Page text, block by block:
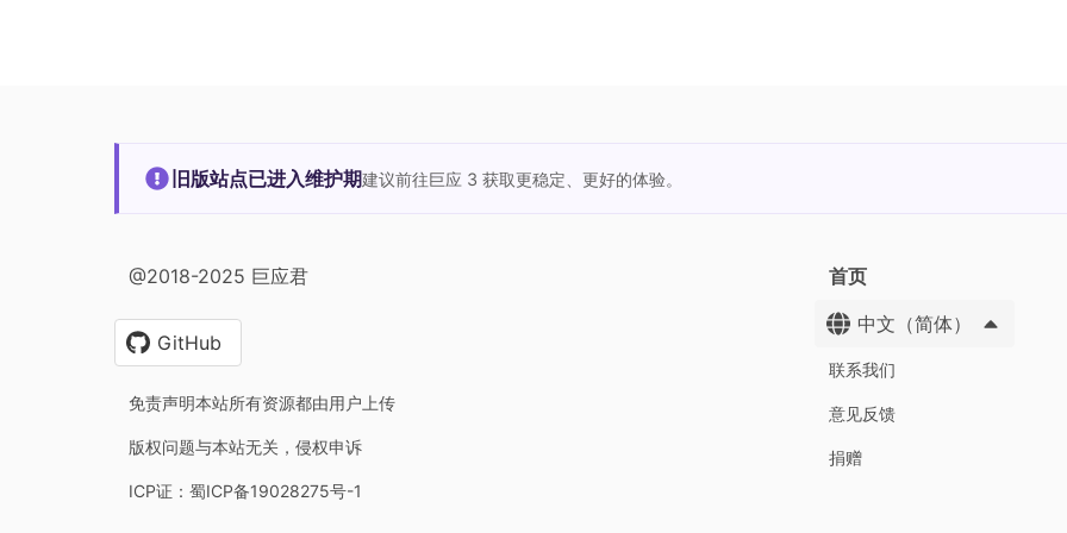
旧版站点已进入维护期建议前往巨应 3 获取更稳定、更好的体验。
@2018-2025 巨应君
GitHub
免责声明本站所有资源都由用户上传
版权问题与本站无关，侵权申诉
ICP证：蜀ICP备19028275号-1
首页
中文（简体）
联系我们
意见反馈
捐赠